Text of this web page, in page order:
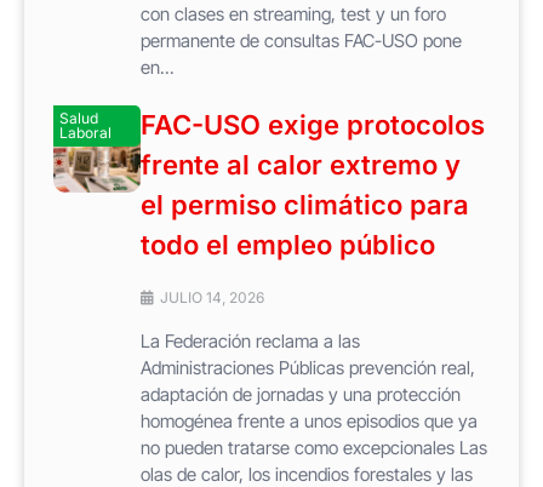
con clases en streaming, test y un foro
permanente de consultas FAC-USO pone
en...
Salud
Laboral
FAC-USO exige protocolos
frente al calor extremo y
el permiso climático para
todo el empleo público
JULIO 14, 2026
La Federación reclama a las
Administraciones Públicas prevención real,
adaptación de jornadas y una protección
homogénea frente a unos episodios que ya
no pueden tratarse como excepcionales Las
olas de calor, los incendios forestales y las